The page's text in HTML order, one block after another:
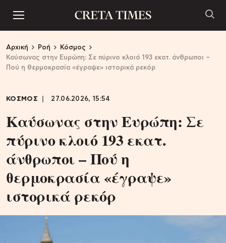
Αρχική Ροή
Κόσμος
Καύσωνας στην Ευρώπη: Σε πύρινο κλοιό 193 εκατ. άνθρωποι –
Πού η θερμοκρασία «έγραψε» ιστορικά ρεκόρ
ΚΟΣΜΟΣ 27.06.2026, 15:54
Καύσωνας στην Ευρώπη: Σε
πύρινο κλοιό 193 εκατ.
άνθρωποι – Πού η
θερμοκρασία «έγραψε»
ιστορικά ρεκόρ